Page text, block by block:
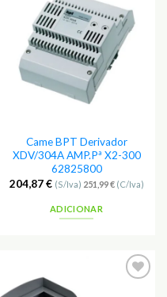
Adicionar
aos
Favoritos
Came BPT Derivador
XDV/304A AMP.Pª X2-300
62825800
204,87€ (S/Iva) 251,99€(C/Iva)
ADICIONAR